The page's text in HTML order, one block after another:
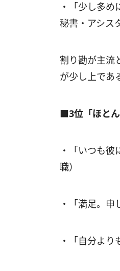
・「少し多
秘書・アシス
割り勘が主流
が少し上であ
■3位「ほとん
・「いつも
職）
・「満足。
・「自分より